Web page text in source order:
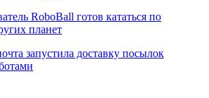
RoboBall готов кататься по
планет
запустила доставку посылок